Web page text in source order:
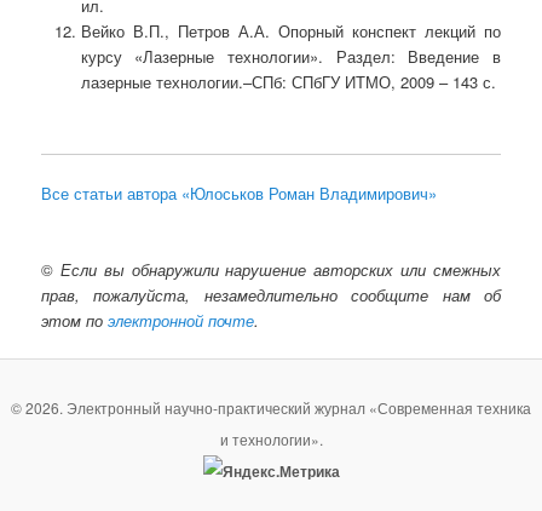
ил.
Вейко В.П., Петров А.А. Опорный конспект лекций по
курсу «Лазерные технологии». Раздел: Введение в
лазерные технологии.–СПб: СПбГУ ИТМО, 2009 – 143 с.
Все статьи автора «Юлоськов Роман Владимирович»
© Если вы обнаружили нарушение авторских или смежных
прав, пожалуйста, незамедлительно сообщите нам об
этом поэлектронной почте.
© 2026. Электронный научно-практический журнал «Современная техника
и технологии».